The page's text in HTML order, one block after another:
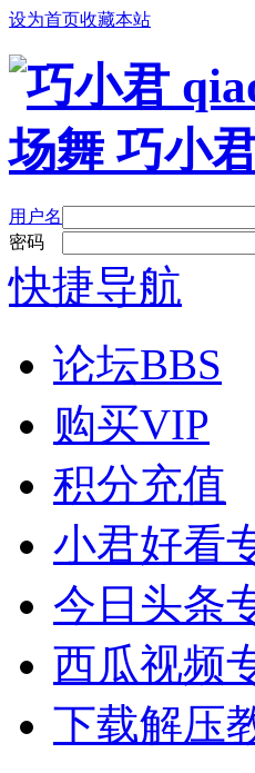
设为首页收藏本站
用户名
密码
快捷导航
论坛BBS
购买VIP
积分充值
小君好看
今日头条
西瓜视频
下载解压